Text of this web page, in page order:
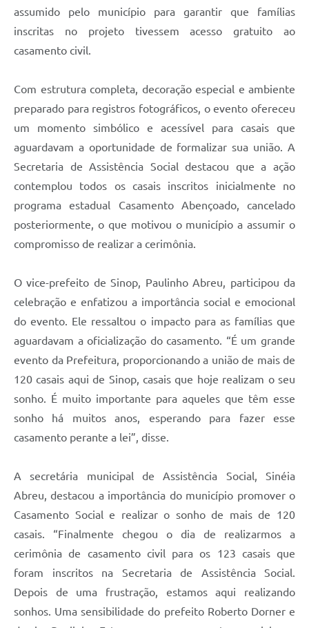
assumido pelo município para garantir que famílias
inscritas no projeto tivessem acesso gratuito ao
casamento civil.
Com estrutura completa, decoração especial e ambiente
preparado para registros fotográficos, o evento ofereceu
um momento simbólico e acessível para casais que
aguardavam a oportunidade de formalizar sua união. A
Secretaria de Assistência Social destacou que a ação
contemplou todos os casais inscritos inicialmente no
programa estadual Casamento Abençoado, cancelado
posteriormente, o que motivou o município a assumir o
compromisso de realizar a cerimônia.
O vice-prefeito de Sinop, Paulinho Abreu, participou da
celebração e enfatizou a importância social e emocional
do evento. Ele ressaltou o impacto para as famílias que
aguardavam a oficialização do casamento. “É um grande
evento da Prefeitura, proporcionando a união de mais de
120 casais aqui de Sinop, casais que hoje realizam o seu
sonho. É muito importante para aqueles que têm esse
sonho há muitos anos, esperando para fazer esse
casamento perante a lei”, disse.
A secretária municipal de Assistência Social, Sinéia
Abreu, destacou a importância do município promover o
Casamento Social e realizar o sonho de mais de 120
casais. “Finalmente chegou o dia de realizarmos a
cerimônia de casamento civil para os 123 casais que
foram inscritos na Secretaria de Assistência Social.
Depois de uma frustração, estamos aqui realizando
sonhos. Uma sensibilidade do prefeito Roberto Dorner e